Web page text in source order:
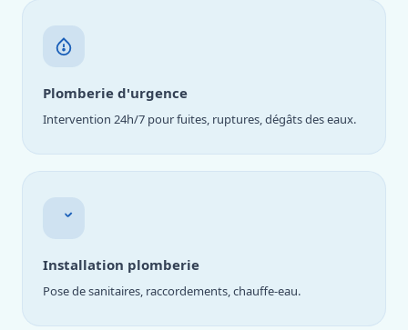
Plomberie d'urgence
Intervention 24h/7 pour fuites, ruptures, dégâts des eaux.
Installation plomberie
Pose de sanitaires, raccordements, chauffe-eau.